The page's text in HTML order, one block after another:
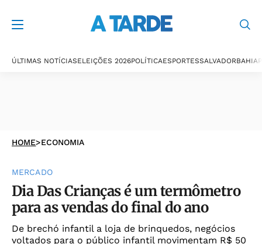
ÚLTIMAS NOTÍCIASELEIÇÕES 2026POLÍTICAESPORTESSALVADORBAHIA
HOME>ECONOMIA
MERCADO
Dia Das Crianças é um termômetro
para as vendas do final do ano
De brechó infantil a loja de brinquedos, negócios
voltados para o público infantil movimentam R$ 50